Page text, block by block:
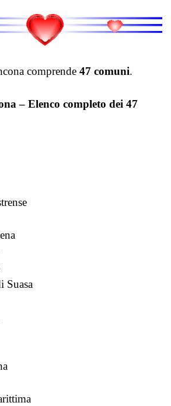
comprende 47 comuni.
– Elenco completo dei 47
Suasa